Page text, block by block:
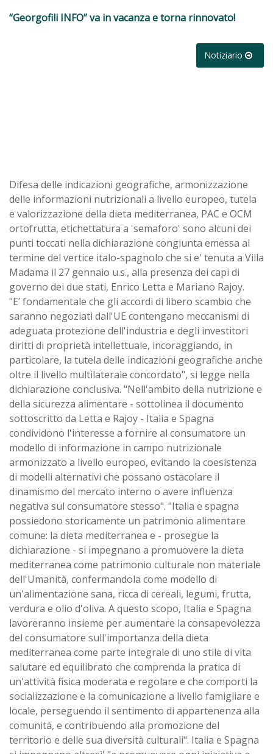
“Georgofili INFO” va in vacanza e torna rinnovato!
Notiziario
Difesa delle indicazioni geografiche, armonizzazione
delle informazioni nutrizionali a livello europeo, tutela
e valorizzazione della dieta mediterranea, PAC e OCM
ortofrutta, etichettatura a 'semaforo' sono alcuni dei
punti toccati nella dichiarazione congiunta emessa al
termine del vertice italo-spagnolo che si e' tenuta a Villa
Madama il 27 gennaio u.s., alla presenza dei capi di
governo dei due stati, Enrico Letta e Mariano Rajoy.
"E’ fondamentale che gli accordi di libero scambio che
saranno negoziati dall'UE contengano meccanismi di
adeguata protezione dell'industria e degli investitori
diritti di proprietà intellettuale, incoraggiando, in
particolare, la tutela delle indicazioni geografiche anche
oltre il livello multilaterale concordato", si legge nella
dichiarazione conclusiva. "Nell'ambito della nutrizione e
della sicurezza alimentare - sottolinea il documento
sottoscritto da Letta e Rajoy - Italia e Spagna
condividono l'interesse a fornire al consumatore un
modello di informazione in campo nutrizionale
armonizzato a livello europeo, evitando la coesistenza
di modelli alternativi che possano ostacolare il
dinamismo del mercato interno o avere influenza
negativa sul consumatore stesso". "Italia e spagna
possiedono storicamente un patrimonio alimentare
comune: la dieta mediterranea e - prosegue la
dichiarazione - si impegnano a promuovere la dieta
mediterranea come patrimonio culturale non materiale
dell'Umanità, confermandola come modello di
un'alimentazione sana, ricca di cereali, legumi, frutta,
verdura e olio d'oliva. A questo scopo, Italia e Spagna
lavoreranno insieme per aumentare la consapevolezza
del consumatore sull'importanza della dieta
mediterranea come parte integrale di uno stile di vita
salutare ed equilibrato che comprenda la pratica di
un'attività fisica moderata e regolare e che comporti la
socializzazione e la comunicazione a livello famigliare e
locale, perseguendo il sentimento di appartenenza alla
comunità, e contribuendo alla promozione del
territorio e delle sua diversità culturali". Italia e Spagna